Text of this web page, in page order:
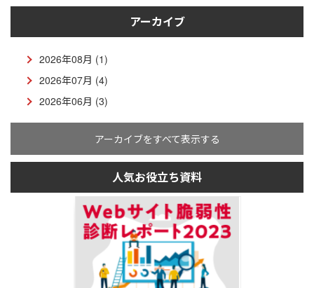
アーカイブ
2026年08月 (1)
2026年07月 (4)
2026年06月 (3)
アーカイブをすべて表示する
人気お役立ち資料